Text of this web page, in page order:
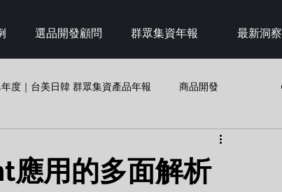
選品開發顧問 群眾集資年報 最新洞察
度｜台美日韓 群眾集資產品年報 商品開發
用的多面解析